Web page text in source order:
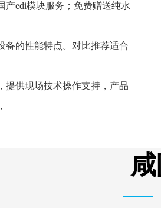
产edi模块服务；免费赠送纯水
备的性能特点。对比推荐适合
提供现场技术操作支持，产品